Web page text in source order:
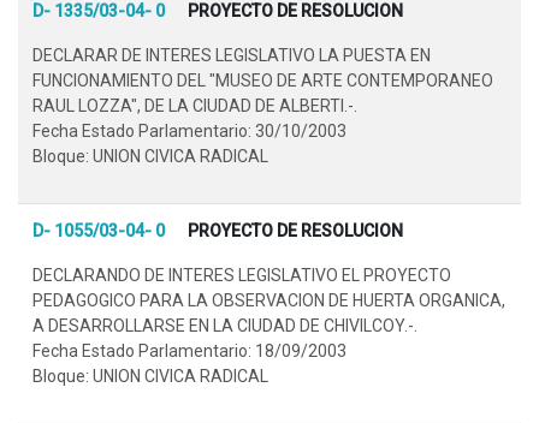
D- 1335/03-04- 0 PROYECTO DE RESOLUCION
DECLARAR DE INTERES LEGISLATIVO LA PUESTA EN
FUNCIONAMIENTO DEL "MUSEO DE ARTE CONTEMPORANEO
RAUL LOZZA", DE LA CIUDAD DE ALBERTI.-.
Fecha Estado Parlamentario: 30/10/2003
Bloque: UNION CIVICA RADICAL
D- 1055/03-04- 0 PROYECTO DE RESOLUCION
DECLARANDO DE INTERES LEGISLATIVO EL PROYECTO
PEDAGOGICO PARA LA OBSERVACION DE HUERTA ORGANICA,
A DESARROLLARSE EN LA CIUDAD DE CHIVILCOY.-.
Fecha Estado Parlamentario: 18/09/2003
Bloque: UNION CIVICA RADICAL